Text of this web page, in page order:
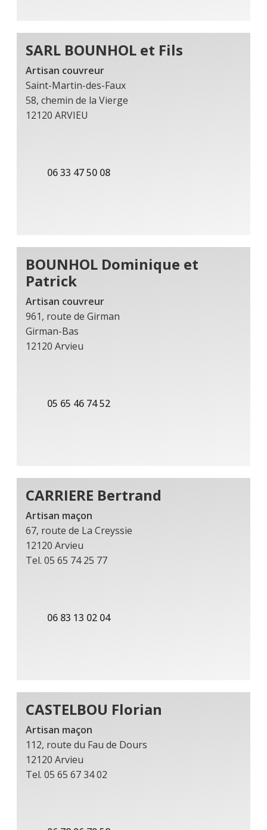
SARL BOUNHOL et Fils
Artisan couvreur
Saint-Martin-des-Faux
58, chemin de la Vierge
12120 ARVIEU
06 33 47 50 08
BOUNHOL Dominique et
Patrick
Artisan couvreur
961, route de Girman
Girman-Bas
12120 Arvieu
05 65 46 74 52
CARRIERE Bertrand
Artisan maçon
67, route de La Creyssie
12120 Arvieu
Tel. 05 65 74 25 77
06 83 13 02 04
CASTELBOU Florian
Artisan maçon
112, route du Fau de Dours
12120 Arvieu
Tel. 05 65 67 34 02